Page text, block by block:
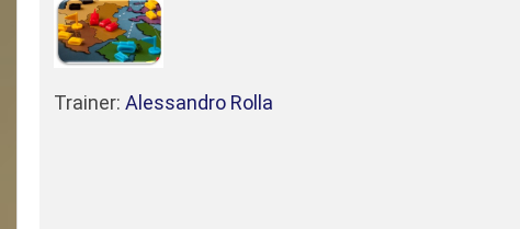
Trainer: Alessandro Rolla